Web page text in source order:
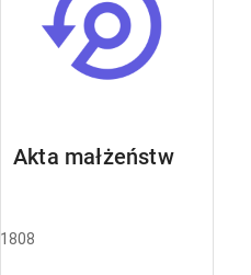
Akta małżeństw
1808